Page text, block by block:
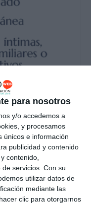
para nosotros
y/o accedemos a
y procesamos
únicos e información
publicidad y contenido
contenido,
servicios. Con su
utilizar datos de
mediante las
clic para otorgarnos